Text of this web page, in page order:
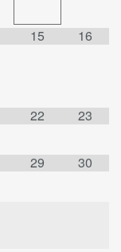
15 16
22 23
29 30